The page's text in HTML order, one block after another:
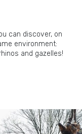
can discover, on
environment:
and gazelles!